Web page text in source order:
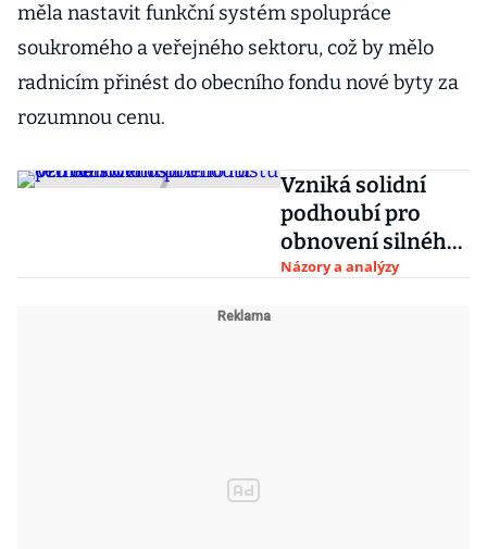
měla nastavit funkční systém spolupráce
soukromého a veřejného sektoru, což by mělo
radnicím přinést do obecního fondu nové byty za
rozumnou cenu.
Vzniká solidní
podhoubí pro
obnovení silného
růstu cen
Názory a analýzy